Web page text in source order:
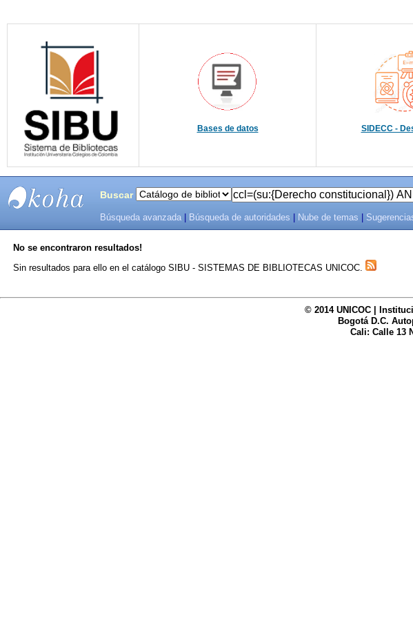
Bases de datos SIDECC -
SISTEMAS
Buscar
Búsqueda avanzada Búsqueda de autoridades Nube de temas
No se encontraron resultados!
Sin resultados para ello en el catálogo SIBU - SISTEMAS DE BIBLIOTECAS UNICOC.
© 2014 UNICOC |
Bogotá D.C.
Cali: Calle 13